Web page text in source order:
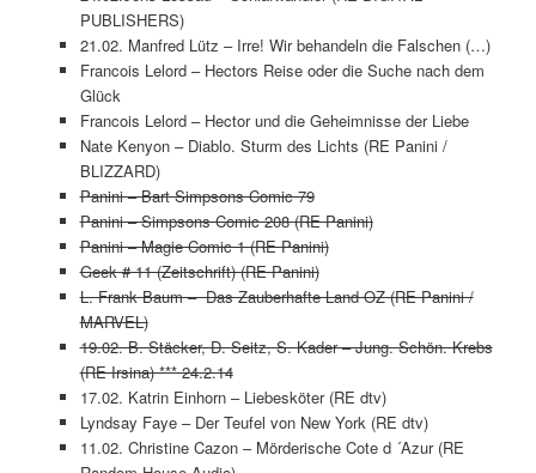
PUBLISHERS)
21.02. Manfred Lütz – Irre! Wir behandeln die Falschen (…)
Francois Lelord – Hectors Reise oder die Suche nach dem
Glück
Francois Lelord – Hector und die Geheimnisse der Liebe
Nate Kenyon – Diablo. Sturm des Lichts (RE Panini /
BLIZZARD)
Panini – Bart Simpsons Comic 79
Panini – Simpsons Comic 208 (RE Panini)
Panini – Magie Comic 1 (RE Panini)
Geek # 11 (Zeitschrift) (RE Panini)
L. Frank Baum – Das Zauberhafte Land OZ (RE Panini /
MARVEL)
19.02. B. Stäcker, D. Seitz, S. Kader – Jung. Schön. Krebs
(RE Irsina) *** 24.2.14
17.02. Katrin Einhorn – Liebesköter (RE dtv)
Lyndsay Faye – Der Teufel von New York (RE dtv)
11.02. Christine Cazon – Mörderische Cote d ´Azur (RE